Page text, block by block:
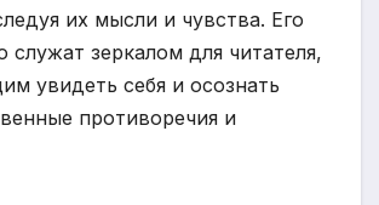
их мысли и чувства. Его
служат зеркалом для читателя,
увидеть себя и осознать
противоречия и